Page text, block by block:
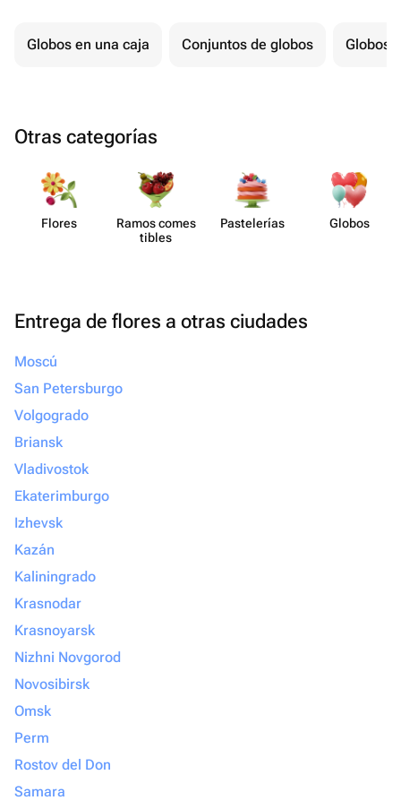
Globos en una caja Conjuntos de globos Globos
Otras categorías
Flores
Ramos comes​
tibles
Paste​lerías Globos
Entrega de flores a otras ciudades
Moscú
San Petersburgo
Volgogrado
Briansk
Vladivostok
Ekaterimburgo
Izhevsk
Kazán
Kaliningrado
Krasnodar
Krasnoyarsk
Nizhni Novgorod
Novosibirsk
Omsk
Perm
Rostov del Don
Samara